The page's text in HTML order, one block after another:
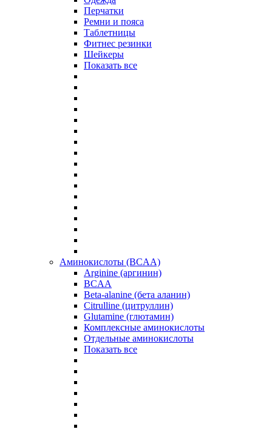
Перчатки
Ремни и пояса
Таблетницы
Фитнес резинки
Шейкеры
Показать все
Аминокислоты (BCAA)
Arginine (аргинин)
BCAA
Beta-alanine (бета аланин)
Citrulline (цитруллин)
Glutamine (глютамин)
Комплексные аминокислоты
Отдельные аминокислоты
Показать все